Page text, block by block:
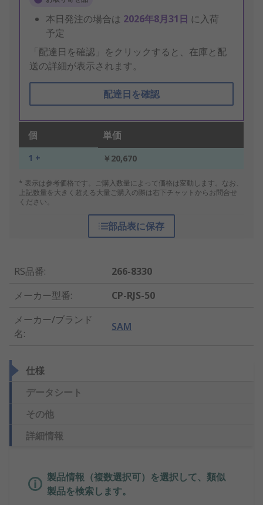
本日発注の場合は 2026年8月31日 に入荷
予定
「配達日を確認」をクリックすると、在庫と配
送の詳細が表示されます。
配達日を確認
個 単価
1 + ￥20,670
* 表示は参考価格です。ご購入数量によって価格は変動します。なお、
上記数量を大きく超える大量ご購入の際は右下チャットからお問合せ
ください。
部品表に保存
RS品番:
266-8330
メーカー型番:
CP-RJS-50
メーカー/ブランド
名:
SAM
仕様
データシート
その他
詳細情報
製品情報（複数選択可）を選択して、類似
製品を検索します。